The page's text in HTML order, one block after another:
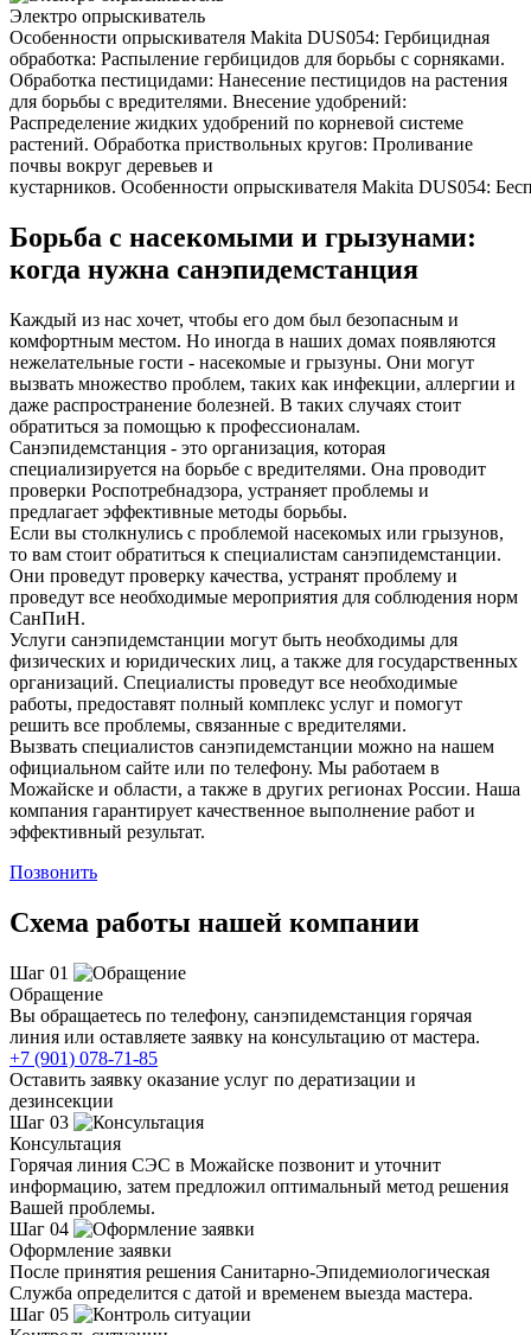
Электро опрыскиватель
Особенности опрыскивателя Makita DUS054: Гербицидная
обработка: Распыление гербицидов для борьбы с сорняками.
Обработка пестицидами: Нанесение пестицидов на растения
для борьбы с вредителями. Внесение удобрений:
Распределение жидких удобрений по корневой системе
растений. Обработка приствольных кругов: Проливание
почвы вокруг деревьев и
кустарников. Особенности опрыскивателя Makita DUS054:
Борьба с насекомыми и грызунами:
когда нужна санэпидемстанция
Каждый из нас хочет, чтобы его дом был безопасным и
комфортным местом. Но иногда в наших домах появляются
нежелательные гости - насекомые и грызуны. Они могут
вызвать множество проблем, таких как инфекции, аллергии и
даже распространение болезней. В таких случаях стоит
обратиться за помощью к профессионалам.
Санэпидемстанция - это организация, которая
специализируется на борьбе с вредителями. Она проводит
проверки Роспотребнадзора, устраняет проблемы и
предлагает эффективные методы борьбы.
Если вы столкнулись с проблемой насекомых или грызунов,
то вам стоит обратиться к специалистам санэпидемстанции.
Они проведут проверку качества, устранят проблему и
проведут все необходимые мероприятия для соблюдения норм
СанПиН.
Услуги санэпидемстанции могут быть необходимы для
физических и юридических лиц, а также для государственных
организаций. Специалисты проведут все необходимые
работы, предоставят полный комплекс услуг и помогут
решить все проблемы, связанные с вредителями.
Вызвать специалистов санэпидемстанции можно на нашем
официальном сайте или по телефону. Мы работаем в
Можайске и области, а также в других регионах России. Наша
компания гарантирует качественное выполнение работ и
эффективный результат.
Позвонить
Схема работы нашей компании
Шаг 01
Обращение
Вы обращаетесь по телефону, санэпидемстанция горячая
линия или оставляете заявку на консультацию от мастера.
+7 (901) 078-71-85
Оставить заявку оказание услуг по дератизации и
дезинсекции
Шаг 03
Консультация
Горячая линия СЭС в Можайске позвонит и уточнит
информацию, затем предложил оптимальный метод решения
Вашей проблемы.
Шаг 04
Оформление заявки
После принятия решения Санитарно-Эпидемиологическая
Служба определится с датой и временем выезда мастера.
Шаг 05